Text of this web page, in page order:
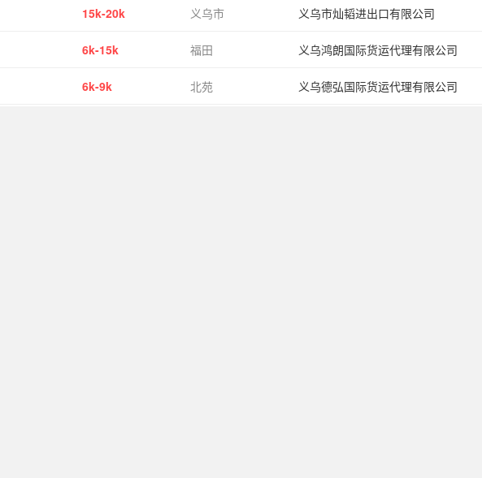
15k-20k 义乌市 义乌市灿韬进出口有限公司
6k-15k 福田 义乌鸿朗国际货运代理有限公司
6k-9k 北苑 义乌德弘国际货运代理有限公司